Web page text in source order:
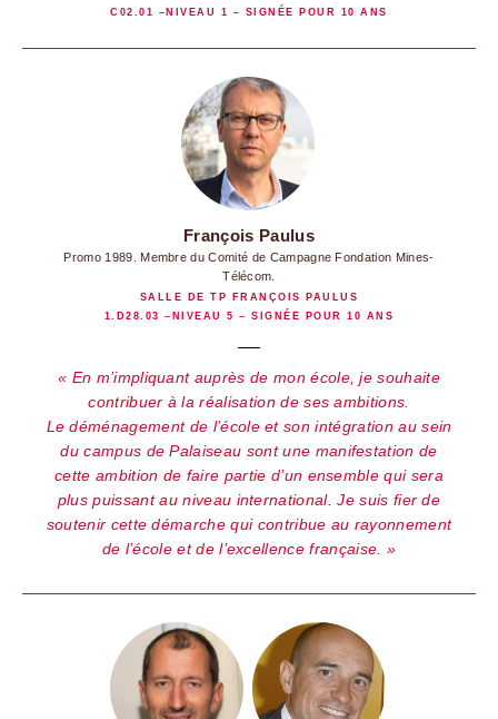
C02.01 –NIVEAU 1 – SIGNÉE POUR 10 ANS
François Paulus
Promo 1989. Membre du Comité de Campagne Fondation Mines-
Télécom.
SALLE DE TP FRANÇOIS PAULUS
1.D28.03 –NIVEAU 5 – SIGNÉE POUR 10 ANS
En m’impliquant auprès de mon école, je souhaite
contribuer à la réalisation de ses ambitions.
Le déménagement de l’école et son intégration au sein
du campus de Palaiseau sont une manifestation de
cette ambition de faire partie d’un ensemble qui sera
plus puissant au niveau international. Je suis fier de
soutenir cette démarche qui contribue au rayonnement
de l’école et de l’excellence française.